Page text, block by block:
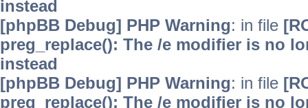
instead
[phpBB Debug] PHP Warning: in file
preg_replace(): The /e modifier is no
instead
[phpBB Debug] PHP Warning: in file
preg_replace(): The /e modifier is no